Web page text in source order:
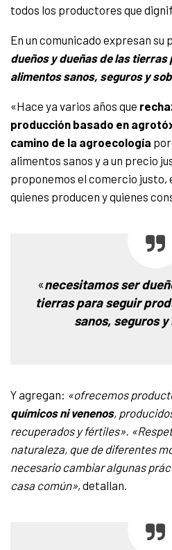
todos los productores que
En un comunicado expresan su
dueños y dueñas de las
alimentos sanos, seguros y
«Hace ya varios años que
producción basado en
camino de la agroecología
alimentos sanos y a un precio
proponemos el comercio
quienes producen y quienes
«necesitamos ser
tierras para seguir
sanos, seguros
Y agregan: «ofrecemos
químicos ni venenos,
recuperados y fértiles».
naturaleza, que de diferentes
necesario cambiar algunas
casa común», detallan.